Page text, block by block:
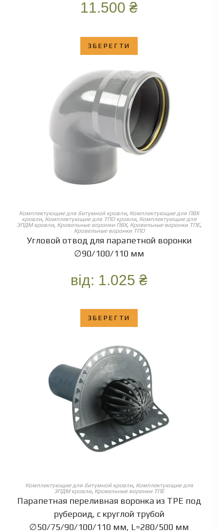
11.500 ₴
ЗБЕРЕГТИ
ОБЕРІТЬ ОПЦІЇ
Комплектующие для битумной кровли, Комплектующие для ПВХ
кровли, Комплектующие для ТПО кровли, Комплектующие для
ЭПДМ кровли, Кровельные воронки ПВХ, Кровельные воронки ТПЕ,
Кровельные воронки ТПО
Угловой отвод для парапетной воронки
∅90/100/110 мм
від: 1.025 ₴
ЗБЕРЕГТИ
ОБЕРІТЬ ОПЦІЇ
Комплектующие для битумной кровли, Комплектующие для
ЭПДМ кровли, Кровельные воронки ТПЕ
Парапетная переливная воронка из ТPЕ под
рубероид, с круглой трубой
∅50/75/90/100/110 мм, L=280/500 мм